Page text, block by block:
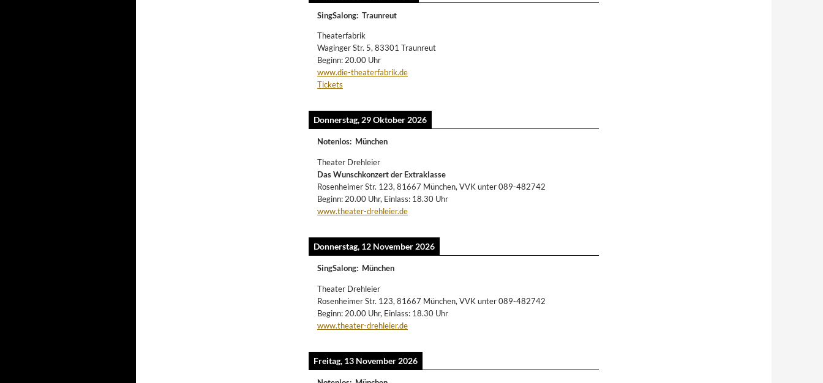
SingSalong: Traunreut
Theaterfabrik
Waginger Str. 5, 83301 Traunreut
Beginn: 20.00 Uhr
www.die-theaterfabrik.de
Tickets
Donnerstag, 29 Oktober 2026
Notenlos: München
Theater Drehleier
Das Wunschkonzert der Extraklasse
Rosenheimer Str. 123, 81667 München, VVK unter 089-482742
Beginn: 20.00 Uhr, Einlass: 18.30 Uhr
www.theater-drehleier.de
Donnerstag, 12 November 2026
SingSalong: München
Theater Drehleier
Rosenheimer Str. 123, 81667 München, VVK unter 089-482742
Beginn: 20.00 Uhr, Einlass: 18.30 Uhr
www.theater-drehleier.de
Freitag, 13 November 2026